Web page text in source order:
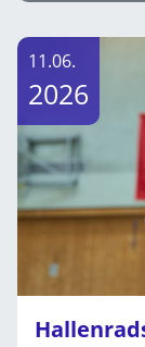
11.06.
2026